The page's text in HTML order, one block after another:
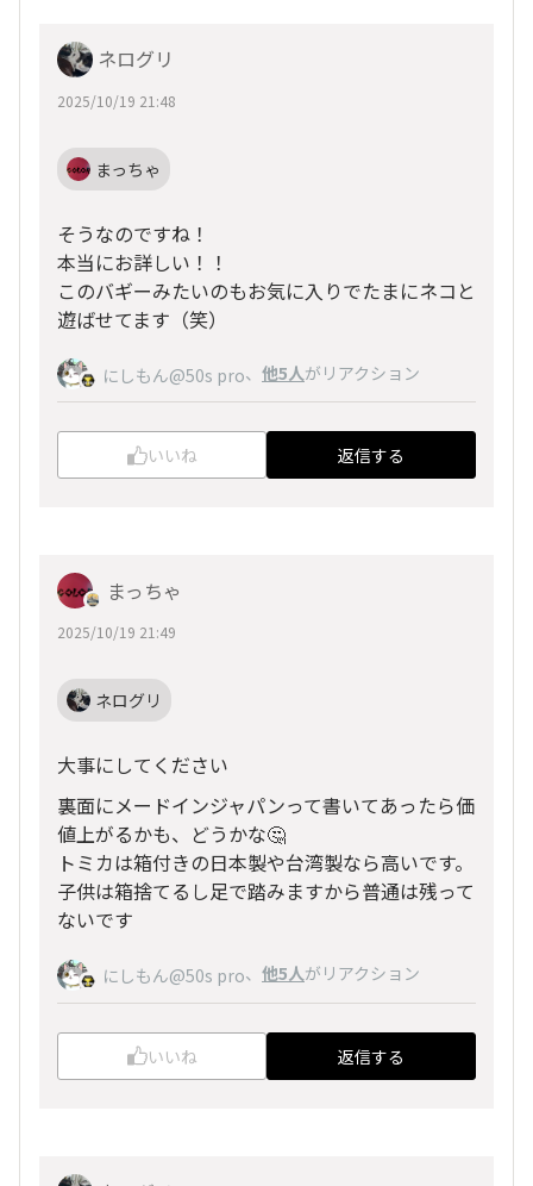
ネログリ
2025/10/19 21:48
まっちゃ
そうなのですね！
本当にお詳しい！！
このバギーみたいのもお気に入りでたまにネコと
遊ばせてます（笑）
にしもん@50s pro、 他5人がリアクション
いいね 返信する
まっちゃ
2025/10/19 21:49
ネログリ
大事にしてください
裏面にメードインジャパンって書いてあったら価
値上がるかも、どうかな🤔
トミカは箱付きの日本製や台湾製なら高いです。
子供は箱捨てるし足で踏みますから普通は残って
ないです
にしもん@50s pro、 他5人がリアクション
いいね 返信する